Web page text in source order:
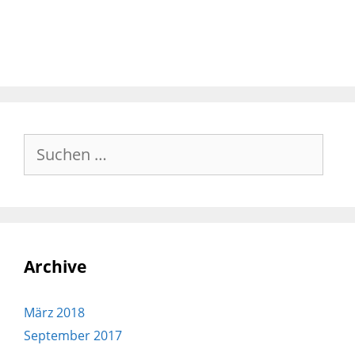
Archive
März 2018
September 2017